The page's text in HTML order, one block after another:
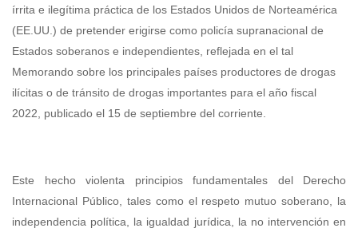
írrita e ilegítima práctica de los Estados Unidos de Norteamérica
(EE.UU.) de pretender erigirse como policía supranacional de
Estados soberanos e independientes, reflejada en el tal
Memorando sobre los principales países productores de drogas
ilícitas o de tránsito de drogas importantes para el año fiscal
2022, publicado el 15 de septiembre del corriente.
Este hecho violenta principios fundamentales del Derecho
Internacional Público, tales como el respeto mutuo soberano, la
independencia política, la igualdad jurídica, la no intervención en